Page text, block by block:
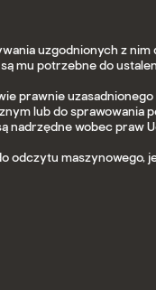
uzgodnionych z nim
mu potrzebne do
prawnie
lub do sprawowania
nadrzędne wobec praw
odczytu maszynowego,